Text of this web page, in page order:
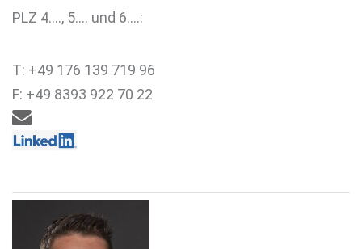
PLZ 4…., 5…. und 6….:
T: +49 176 139 719 96
F: +49 8393 922 70 22
